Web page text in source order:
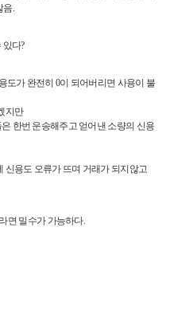
음.
다?
도가 완전히 0이 되어버리면 사용이 불
지만
한번 운송해주고 얻어낸 소량의 신용
신용도 오류가 뜨며 거래가 되지않고
면 밀수가 가능하다.